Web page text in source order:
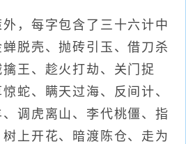
每字包含了三十六计中
脱壳、抛砖引玉、借刀杀
王、趁火打劫、关门捉
蛇、瞒天过海、反间计、
调虎离山、李代桃僵、指
上开花、暗渡陈仓、走为